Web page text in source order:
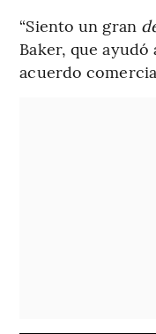
“Siento un gran
Baker, que
acuerdo